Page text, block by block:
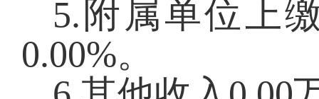
5.附属单位上
0.00%。